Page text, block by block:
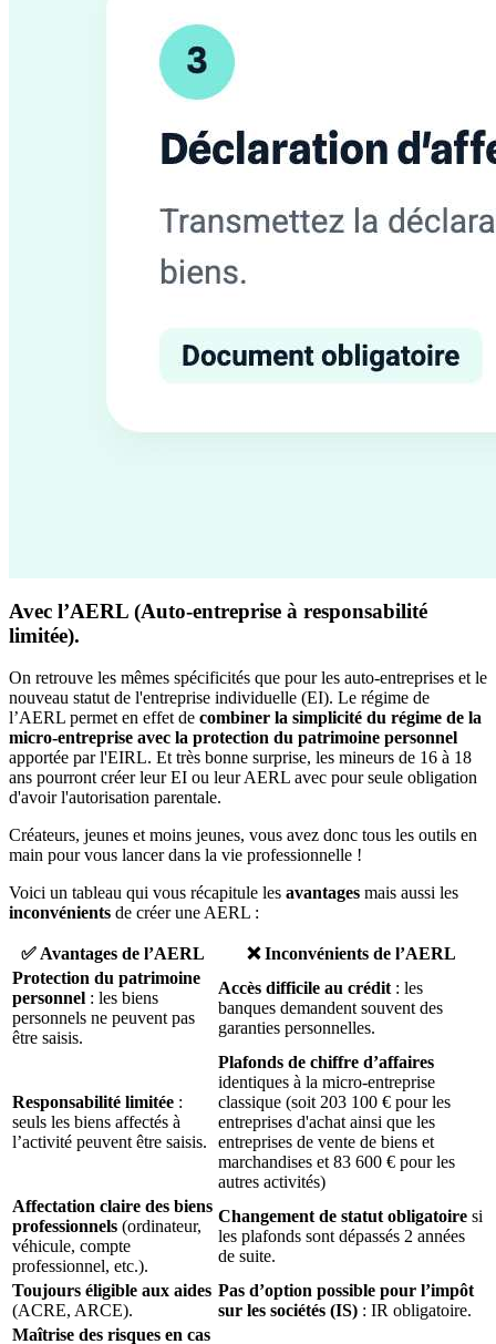
Avec l’AERL (Auto-entreprise à responsabilité
limitée).
On retrouve les mêmes spécificités que pour les auto-entreprises et le
nouveau statut de l'entreprise individuelle (EI). Le régime de
l’AERL permet en effet de combiner la simplicité du régime de la
micro-entreprise avec la protection du patrimoine personnel
apportée par l'EIRL. Et très bonne surprise, les mineurs de 16 à 18
ans pourront créer leur EI ou leur AERL avec pour seule obligation
d'avoir l'autorisation parentale.
Créateurs, jeunes et moins jeunes, vous avez donc tous les outils en
main pour vous lancer dans la vie professionnelle !
Voici un tableau qui vous récapitule les avantages mais aussi les
inconvénients de créer une AERL :
✅Avantages de l’AERL ❌Inconvénients de l’AERL
Protection du patrimoine
personnel : les biens
personnels ne peuvent pas
être saisis.
Accès difficile au crédit: les
banques demandent souvent des
garanties personnelles.
Responsabilité limitée :
seuls les biens affectés à
l’activité peuvent être saisis.
Plafonds de chiffre d’affaires
identiques à la micro-entreprise
classique (soit 203 100 € pour les
entreprises d'achat ainsi que les
entreprises de vente de biens et
marchandises et 83 600 € pour les
autres activités)
Affectation claire des biens
professionnels (ordinateur,
véhicule, compte
professionnel, etc.).
Changement de statut obligatoire si
les plafonds sont dépassés 2 années
de suite.
Toujours éligible aux aides
(ACRE, ARCE).
Pas d’option possible pour l’impôt
sur les sociétés (IS) : IR obligatoire.
Maîtrise des risques en cas